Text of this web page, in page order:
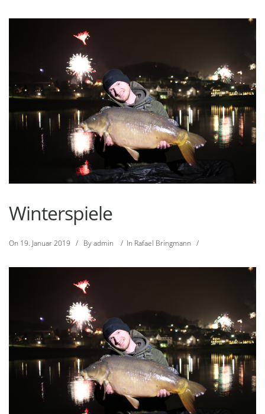
Winterspiele
On 19. Januar 2019 / Byadmin / In Rafael Bringmann /